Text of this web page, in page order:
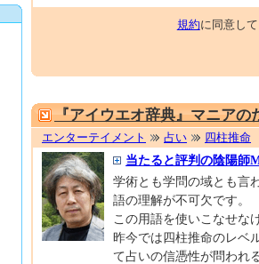
規約に同意して
『アイウエオ辞典』マニアの
エンターテイメント 占い 四柱推命
当たると評判の陰陽師
学術とも学問の域とも言
語の理解が不可欠です。
この用語を使いこなせな
昨今では四柱推命のレベ
て占いの信憑性が問われ